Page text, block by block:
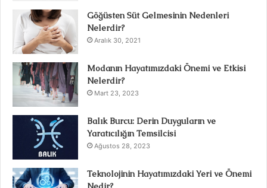
Göğüsten Süt Gelmesinin Nedenleri
Nelerdir?
Aralık 30, 2021
Modanın Hayatımızdaki Önemi ve Etkisi
Nelerdir?
Mart 23, 2023
Balık Burcu: Derin Duyguların ve
Yaratıcılığın Temsilcisi
Ağustos 28, 2023
Teknolojinin Hayatımızdaki Yeri ve Önemi